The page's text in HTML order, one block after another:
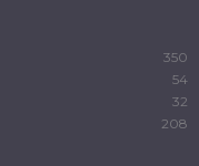
350
54
32
208